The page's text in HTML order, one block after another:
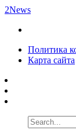
2News
Политика
Карта сайта